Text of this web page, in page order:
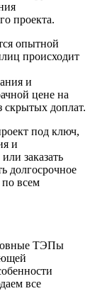
проекта.
опытной
происходит
и
цене на
скрытых доплат.
под ключ,
и
заказать
долгосрочное
по всем
ТЭПы
все